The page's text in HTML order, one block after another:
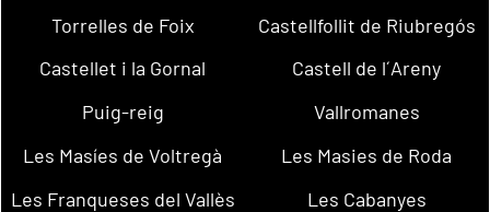
Torrelles de Foix
Castellfollit de Riubregós
Castellet i la Gornal
Castell de l´Areny
Puig-reig
Vallromanes
Les Masíes de Voltregà
Les Masies de Roda
Les Franqueses del Vallès
Les Cabanyes